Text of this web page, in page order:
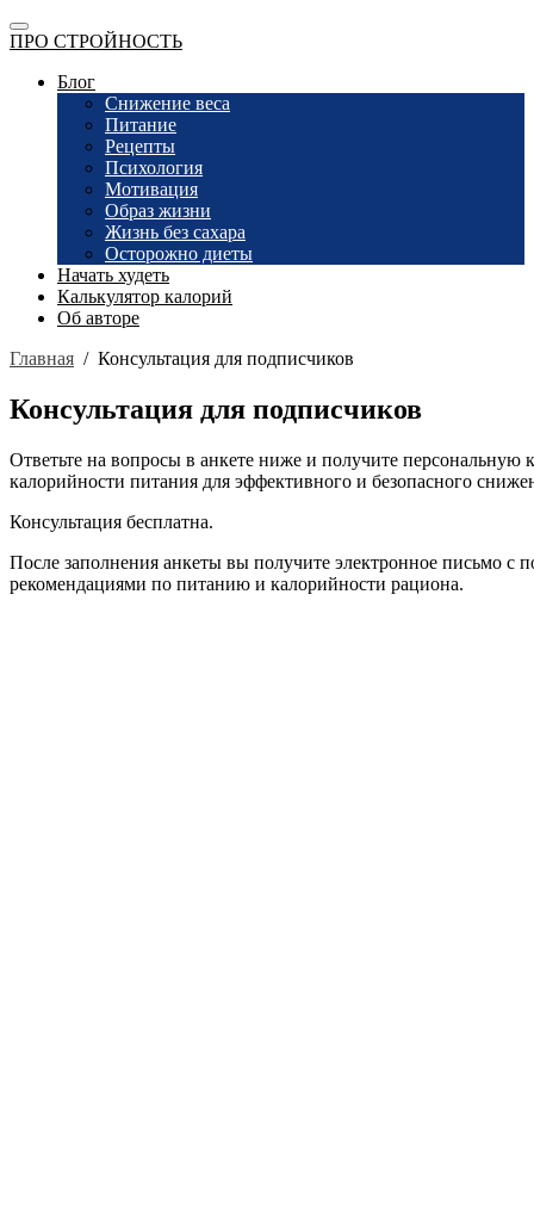
ПРО СТРОЙНОСТЬ
Блог
Снижение веса
Питание
Рецепты
Психология
Мотивация
Образ жизни
Жизнь без сахара
Осторожно диеты
Начать худеть
Калькулятор калорий
Об авторе
Главная / Консультация для подписчиков
Консультация для подписчиков
Ответьте на вопросы в анкете ниже и получите персональную
калорийности питания для эффективного и безопасного
Консультация бесплатна.
После заполнения анкеты вы получите электронное письмо с
рекомендациями по питанию и калорийности рациона.